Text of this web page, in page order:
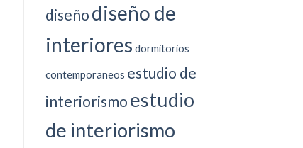
diseño diseño de
interiores dormitorios
contemporaneos estudio de
interiorismo estudio
de interiorismo